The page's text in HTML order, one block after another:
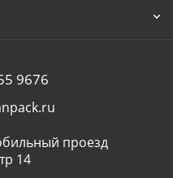
9676
проезд
14